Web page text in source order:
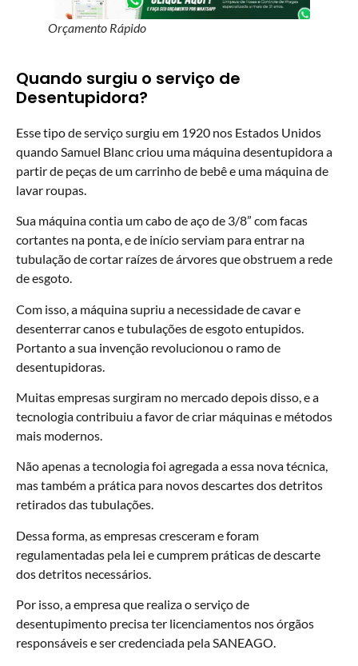
Orçamento Rápido
Quando surgiu o serviço de
Desentupidora?
Esse tipo de serviço surgiu em 1920 nos Estados Unidos
quando Samuel Blanc criou uma máquina desentupidora a
partir de peças de um carrinho de bebê e uma máquina de
lavar roupas.
Sua máquina contia um cabo de aço de 3/8” com facas
cortantes na ponta, e de início serviam para entrar na
tubulação de cortar raízes de árvores que obstruem a rede
de esgoto.
Com isso, a máquina supriu a necessidade de cavar e
desenterrar canos e tubulações de esgoto entupidos.
Portanto a sua invenção revolucionou o ramo de
desentupidoras.
Muitas empresas surgiram no mercado depois disso, e a
tecnologia contribuiu a favor de criar máquinas e métodos
mais modernos.
Não apenas a tecnologia foi agregada a essa nova técnica,
mas também a prática para novos descartes dos detritos
retirados das tubulações.
Dessa forma, as empresas cresceram e foram
regulamentadas pela lei e cumprem práticas de descarte
dos detritos necessários.
Por isso, a empresa que realiza o serviço de
desentupimento precisa ter licenciamentos nos órgãos
responsáveis e ser credenciada pela SANEAGO.